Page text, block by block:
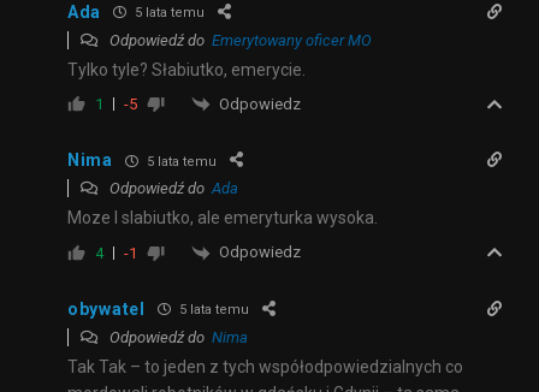
Ada 5 lata temu
Odpowiedź do Emerytowany oficer MO
Tylko tyle? Słabiutko, emerycie.
1 -5 Odpowiedz
Nima 5 lata temu
Odpowiedź doAda
Moze I slabiutko, ale emeryturka wysoka.
4 -1 Odpowiedz
obywatel 5 lata temu
Odpowiedź do Nima
Tak Tak – to jeden z tych współodpowiedzialnych co